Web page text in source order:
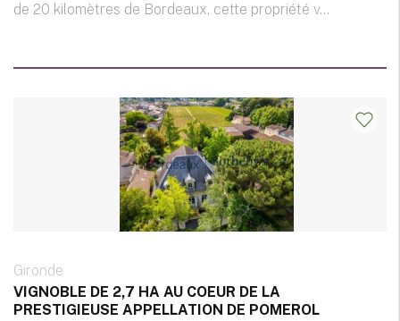
de 20 kilomètres de Bordeaux, cette propriété v...
Gironde
VIGNOBLE DE 2,7 HA AU COEUR DE LA
PRESTIGIEUSE APPELLATION DE POMEROL